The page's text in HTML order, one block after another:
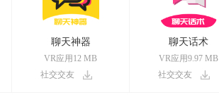
聊天神器
VR应用12 MB
社交交友
聊天话术
VR应用9.97 MB
社交交友